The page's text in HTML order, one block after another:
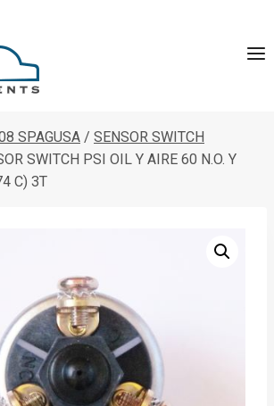
SPAGUSA / SENSOR SWITCH
SWITCH PSI OIL Y AIRE 60 N.O. Y
C) 3T